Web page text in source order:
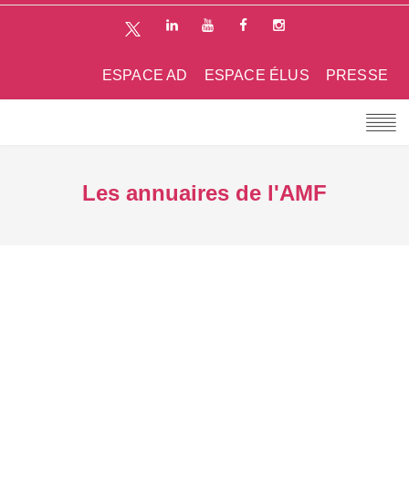
PRESSE
ESPACE ÉLUS
ESPACE AD
Les annuaires de l'AMF